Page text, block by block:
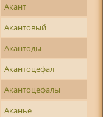
Акант
Акантовый
Акантоды
Акантоцефал
Акантоцефалы
Аканье